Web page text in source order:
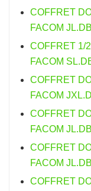
COFFRET
FACOM
COFFRET 1/
FACOM
COFFRET
FACOM
COFFRET
FACOM
COFFRET
FACOM
COFFRET